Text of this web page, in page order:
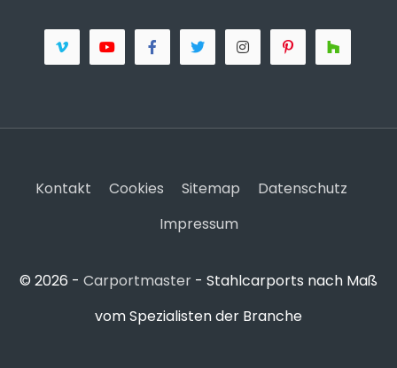
© 2026 - Carportmaster - Stahlcarports nach Maß
vom Spezialisten der Branche
Kontakt Cookies Sitemap
Datenschutz
Impressum